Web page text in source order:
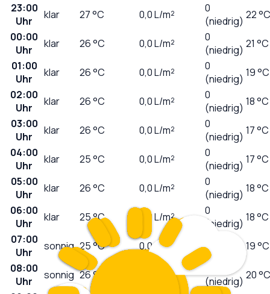
23:00
Uhr
klar 27°C 0,0L/m²
0
(niedrig) 22 °C
00:00
Uhr
klar 26°C 0,0L/m²
0
(niedrig) 21 °C
01:00
Uhr
klar 26°C 0,0L/m²
0
(niedrig) 19 °C
02:00
Uhr
klar 26°C 0,0L/m²
0
(niedrig) 18 °C
03:00
Uhr
klar 26°C 0,0L/m²
0
(niedrig) 17 °C
04:00
Uhr
klar 25°C 0,0L/m²
0
(niedrig) 17 °C
05:00
Uhr
klar 26°C 0,0L/m²
0
(niedrig) 18 °C
06:00
Uhr
klar 25°C 0,0L/m²
0
(niedrig) 18 °C
07:00
Uhr
sonnig 25°C 0,0 L/m²
(niedrig)
19 °C
08:00
Uhr
sonnig 26°C L/m²
1
(niedrig) 20 °C